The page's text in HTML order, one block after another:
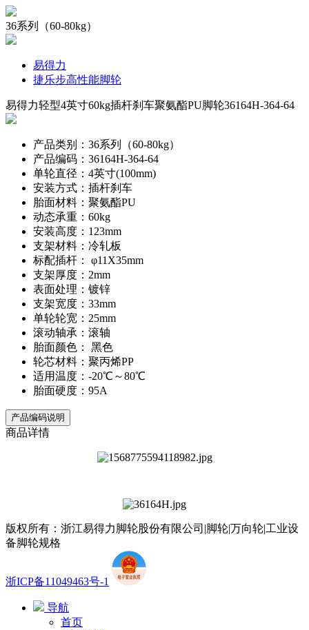
36系列（60-80kg）
易得力
捷乐步高性能脚轮
易得力轻型4英寸60kg插杆刹车聚氨酯PU脚轮36164H-364-64
产品类别：36系列（60-80kg）
产品编码：36164H-364-64
单轮直径：4英寸(100mm)
安装方式：插杆刹车
胎面材料：聚氨酯PU
动态承重：60kg
安装高度：123mm
支架材料：冷轧板
标配插杆： φ11X35mm
支架厚度：2mm
表面处理：镀锌
支架宽度：33mm
单轮轮宽：25mm
滚动轴承：滚轴
胎面颜色： 黑色
轮芯材料：聚丙烯PP
适用温度：-20℃～80℃
胎面硬度：95A
产品编码说明
商品详情
版权所有：浙江易得力脚轮股份有限公司|脚轮|万向轮|工业设
备脚轮规格
浙ICP备11049463号-1
导航
首页